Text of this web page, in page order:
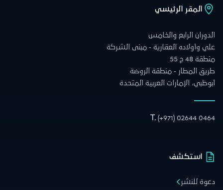
المقر الرئيسي
الدوران الرابع والخامس
علي وأولاده العقارية - مبنى الشركة
منطقة 48 ج 55
طريق المطار - منطقة الروضة
أبوظبي، الإمارات العربية المتحدة
T. (+971) 02644 0464
استكشف
دعوة للنشر